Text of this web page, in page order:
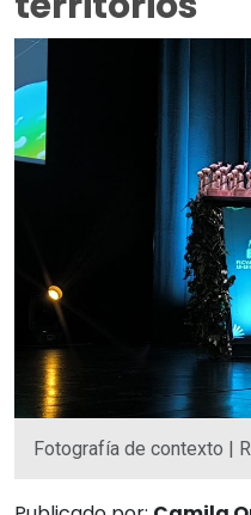
Fotografía de contexto |